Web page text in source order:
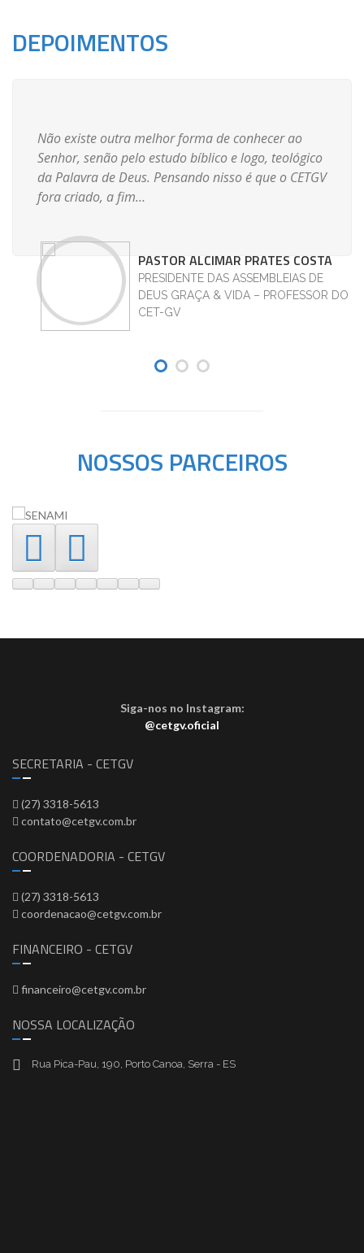
DEPOIMENTOS
Não existe outra melhor forma de conhecer ao
Senhor, senão pelo estudo bíblico e logo, teológico
da Palavra de Deus. Pensando nisso é que o CETGV
fora criado, a fim…
PASTOR ALCIMAR PRATES COSTA
PRESIDENTE DAS ASSEMBLEIAS DE
DEUS GRAÇA & VIDA – PROFESSOR DO
CET-GV
NOSSOS PARCEIROS
Siga-nos no Instagram:
@cetgv.oficial
SECRETARIA - CETGV
(27) 3318-5613
contato@cetgv.com.br
COORDENADORIA - CETGV
(27) 3318-5613
coordenacao@cetgv.com.br
FINANCEIRO - CETGV
financeiro@cetgv.com.br
NOSSA LOCALIZAÇÃO
Rua Pica-Pau, 190, Porto Canoa, Serra - ES